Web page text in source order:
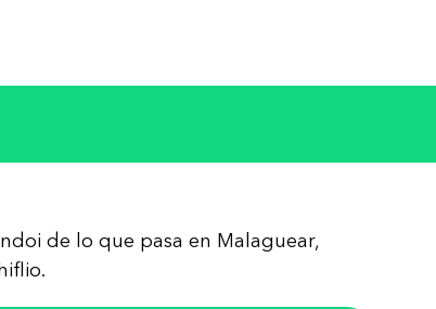
de lo que pasa en Malaguear,